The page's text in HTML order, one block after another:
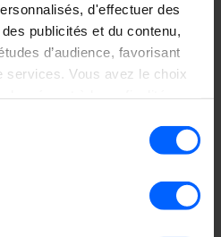
d'effectuer des
publicités et du contenu,
d’audience, favorisant
services. Vous avez le choix
la Déclaration relative aux
l'icône de confidentialité.
aimerions également :